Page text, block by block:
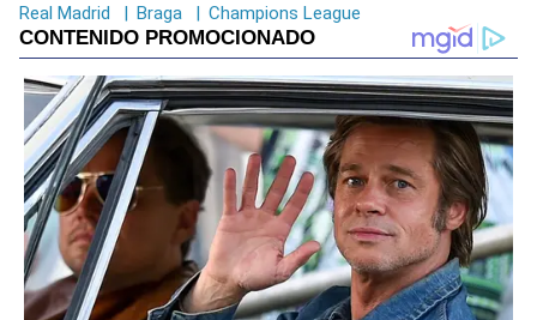
Real Madrid | Braga | Champions League